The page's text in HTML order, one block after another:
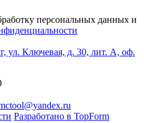
персональных данных и
ул. Ключевая, д. 30, лит. А, оф.
Разработано в TopForm